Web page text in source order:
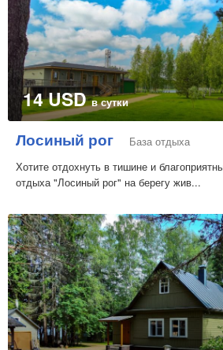
14 USDв сутки
Лосиный рог
База отдыха
Хотите отдохнуть в тишине и
отдыха "Лосиный рог" на берегу жив...